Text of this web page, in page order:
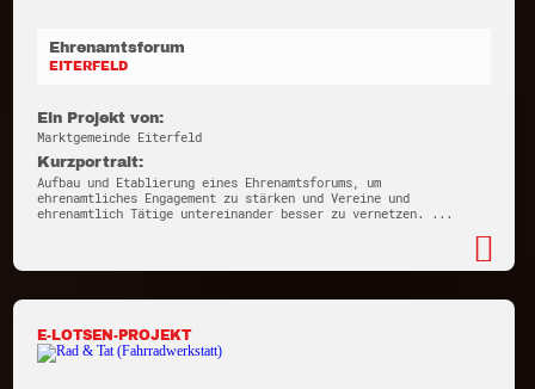
Ehrenamtsforum
EITERFELD
Ein Projekt von:
Marktgemeinde Eiterfeld
Kurzportrait:
Aufbau und Etablierung eines Ehrenamtsforums, um
ehrenamtliches Engagement zu stärken und Vereine und
ehrenamtlich Tätige untereinander besser zu vernetzen. ...
E-LOTSEN-PROJEKT